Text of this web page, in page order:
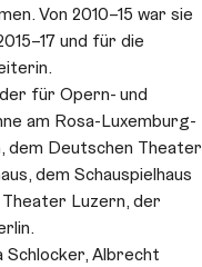
Von 2010–15 war sie
und für die
für Opern- und
am Rosa-Luxemburg-
dem Deutschen Theater
dem Schauspielhaus
Luzern, der
Schlocker, Albrecht